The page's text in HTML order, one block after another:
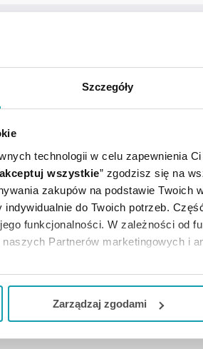
Szczegóły
technologii w celu zapewnienia
wszystkie” zgodzisz się na
zakupów na podstawie Twoich
do Twoich potrzeb.
jego funkcjonalności. W zależności od
Partnerów marketingowych i
wybrać tylko niektóre dodatkowe
Zarządzaj zgodami
piersiowej i pleców.
beztlenowych
skórą powinny częstość